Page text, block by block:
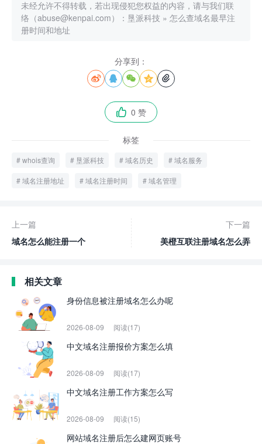
未经允许不得转载，若出现侵犯您权益的内容，请与我们联
络（abuse@kenpai.com）： 垦派科技 » 怎么查域名最早注
册时间和地址
分享到：
    
 0 赞
标签
whois查询 垦派科技 域名历史 域名服务
域名注册地址 域名注册时间 域名管理
上一篇
域名怎么能注册一个
下一篇
美橙互联注册域名怎么弄
相关文章
身份信息被注册域名怎么办呢
2026-08-09 阅读(17)
中文域名注册报价方案怎么填
2026-08-09 阅读(17)
中文域名注册工作方案怎么写
2026-08-09 阅读(15)
网站域名注册后怎么建网页账号